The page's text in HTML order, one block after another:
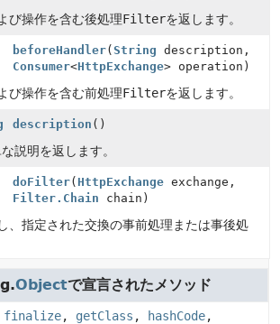
び操作を含む後処理Filterを返します。
beforeHandler( String description,
Consumer<HttpExchange> operation)
び操作を含む前処理Filterを返します。
description ()
説明を返します。
doFilter( HttpExchange exchange,
Filter.Chain chain)
、指定された交換の事前処理または事後処
Objectで宣言されたメソッド
finalize, getClass , hashCode,